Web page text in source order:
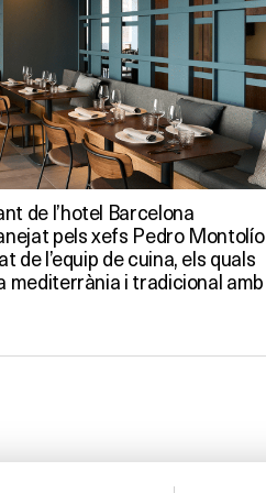
de l’hotel Barcelona
pels xefs Pedro Montolío
de l’equip de cuina, els quals
mediterrània i tradicional amb